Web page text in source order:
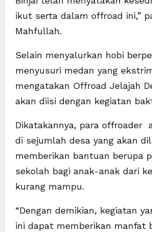
ikut serta dalam offroad ini,”
Mahfullah.
Selain menyalurkan hobi
menyusuri medan yang
mengatakan Offroad Jelajah
akan diisi dengan kegiatan
Dikatakannya, para offroader
di sejumlah desa yang akan
memberikan bantuan berupa
sekolah bagi anak-anak dari
kurang mampu.
“Dengan demikian, kegiatan
ini dapat memberikan manfat